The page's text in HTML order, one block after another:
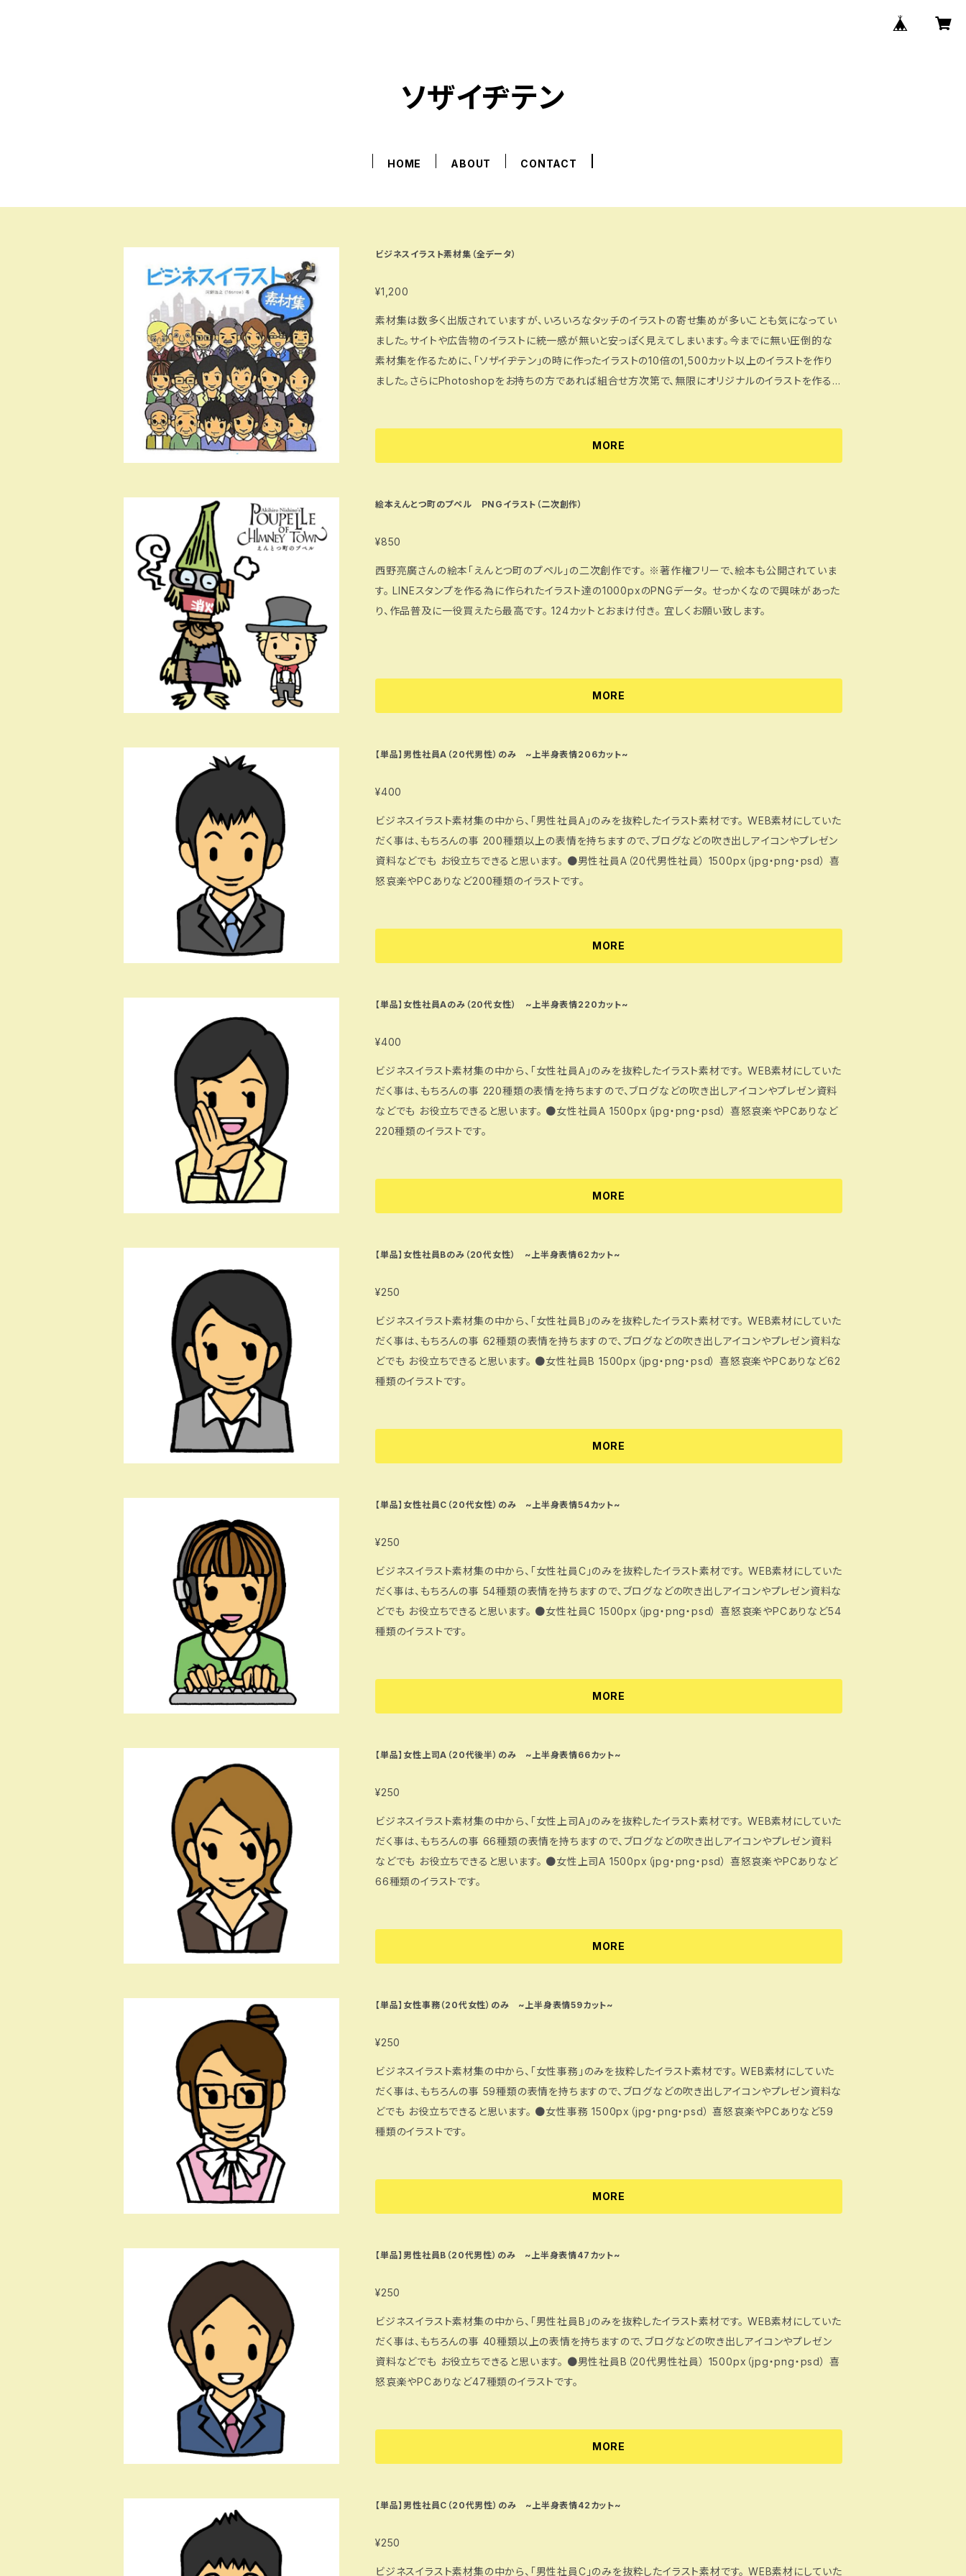
ソザイヂテン
HOME ABOUT CONTACT
ビジネスイラスト素材集（全データ）
¥1,200
素材集は数多く出版されていますが、いろいろなタッチのイラストの寄せ集めが多いことも気になってい
ました。サイトや広告物のイラストに統一感が無いと安っぽく見えてしまいます。今までに無い圧倒的な
素材集を作るために、「ソザイヂテン」の時に作ったイラストの10倍の1,500カット以上のイラストを作り
ました。さらにPhotoshopをお持ちの方であれば組合せ方次第で、無限にオリジナルのイラストを作るこ
ラスト素材集』がひとつのツールとして、たくさんの方の手助けになり、多くの人の縁を運び込むものにな
ればと思っています。 広告・Web・プレゼンに大活躍。ビジネスシーンのキャラクター素材。表情豊かな1
て1,661カット収録。CD‐ROM収録データ5,000点以上。Officeでも使用出来るPNG・JPEGデータ4,
MORE
絵本えんとつ町のプペル PNGイラスト（二次創作）
¥850
西野亮廣さんの絵本「えんとつ町のプペル」の二次創作です。 ※著作権フリーで、絵本も公開されていま
す。 LINEスタンプを作る為に作られたイラスト達の1000pxのPNGデータ。 せっかくなので興味があった
り、作品普及に一役買えたら最高です。 124カットとおまけ付き。 宜しくお願い致します。
MORE
【単品】男性社員A（20代男性）のみ ~上半身表情206カット~
¥400
ビジネスイラスト素材集の中から、「男性社員A」のみを抜粋したイラスト素材です。 WEB素材にしていた
だく事は、もちろんの事 200種類以上の表情を持ちますので、ブログなどの吹き出しアイコンやプレゼン
資料などでも お役立ちできると思います。 ●男性社員A（20代男性社員） 1500px（jpg・png・psd） 喜
怒哀楽やPCありなど200種類のイラストです。
MORE
【単品】女性社員Aのみ（20代女性） ~上半身表情220カット~
¥400
ビジネスイラスト素材集の中から、「女性社員A」のみを抜粋したイラスト素材です。 WEB素材にしていた
だく事は、もちろんの事 220種類の表情を持ちますので、ブログなどの吹き出しアイコンやプレゼン資料
などでも お役立ちできると思います。 ●女性社員A 1500px（jpg・png・psd） 喜怒哀楽やPCありなど
220種類のイラストです。
MORE
【単品】女性社員Bのみ（20代女性） ~上半身表情62カット~
¥250
ビジネスイラスト素材集の中から、「女性社員B」のみを抜粋したイラスト素材です。 WEB素材にしていた
だく事は、もちろんの事 62種類の表情を持ちますので、ブログなどの吹き出しアイコンやプレゼン資料な
どでも お役立ちできると思います。 ●女性社員B 1500px（jpg・png・psd） 喜怒哀楽やPCありなど62
種類のイラストです。
MORE
【単品】女性社員C（20代女性）のみ ~上半身表情54カット~
¥250
ビジネスイラスト素材集の中から、「女性社員C」のみを抜粋したイラスト素材です。 WEB素材にしていた
だく事は、もちろんの事 54種類の表情を持ちますので、ブログなどの吹き出しアイコンやプレゼン資料な
どでも お役立ちできると思います。 ●女性社員C 1500px（jpg・png・psd） 喜怒哀楽やPCありなど54
種類のイラストです。
MORE
【単品】女性上司A（20代後半）のみ ~上半身表情66カット~
¥250
ビジネスイラスト素材集の中から、「女性上司A」のみを抜粋したイラスト素材です。 WEB素材にしていた
だく事は、もちろんの事 66種類の表情を持ちますので、ブログなどの吹き出しアイコンやプレゼン資料
などでも お役立ちできると思います。 ●女性上司A 1500px（jpg・png・psd） 喜怒哀楽やPCありなど
66種類のイラストです。
MORE
【単品】女性事務（20代女性）のみ ~上半身表情59カット~
¥250
ビジネスイラスト素材集の中から、「女性事務」のみを抜粋したイラスト素材です。 WEB素材にしていた
だく事は、もちろんの事 59種類の表情を持ちますので、ブログなどの吹き出しアイコンやプレゼン資料な
どでも お役立ちできると思います。 ●女性事務 1500px（jpg・png・psd） 喜怒哀楽やPCありなど59
種類のイラストです。
MORE
【単品】男性社員B（20代男性）のみ ~上半身表情47カット~
¥250
ビジネスイラスト素材集の中から、「男性社員B」のみを抜粋したイラスト素材です。 WEB素材にしていた
だく事は、もちろんの事 40種類以上の表情を持ちますので、ブログなどの吹き出しアイコンやプレゼン
資料などでも お役立ちできると思います。 ●男性社員B（20代男性社員） 1500px（jpg・png・psd） 喜
怒哀楽やPCありなど47種類のイラストです。
MORE
【単品】男性社員C（20代男性）のみ ~上半身表情42カット~
¥250
ビジネスイラスト素材集の中から、「男性社員C」のみを抜粋したイラスト素材です。 WEB素材にしていた